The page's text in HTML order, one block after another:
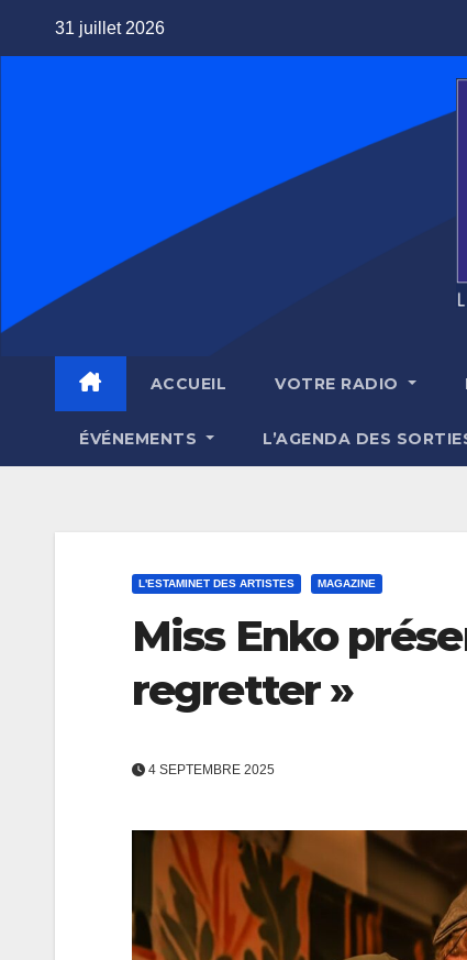
31 juillet 2026
ACCUEIL VOTRE RADIO
ÉVÉNEMENTS L’AGENDA DES
L'ESTAMINET DES ARTISTES MAGAZINE
Miss Enko
regretter »
4 SEPTEMBRE 2025